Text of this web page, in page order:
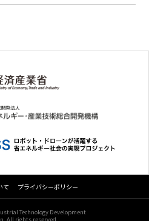
て プライバシーポリシー
Technology Development
All rights reserved.